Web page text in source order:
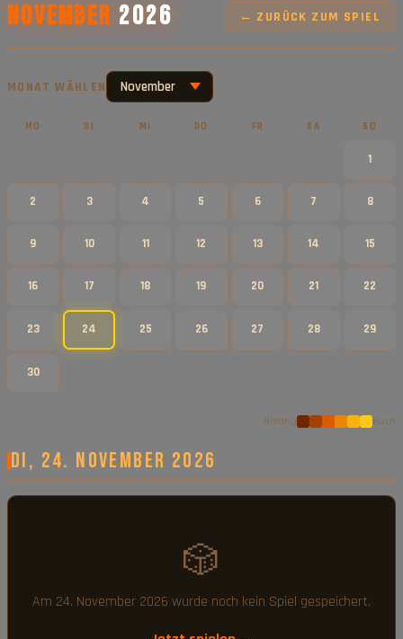
November 2026 ← ZURÜCK ZUM SPIEL
MONAT WÄHLEN
MO DI MI DO FR SA SO
1
2 3 4 5 6 7 8
9 10 11 12 13 14 15
16 17 18 19 20 21 22
23 24 25 26 27 28 29
30
Niedrig Hoch
Di, 24. November 2026
🎲
Am 24. November 2026 wurde noch kein Spiel gespeichert.